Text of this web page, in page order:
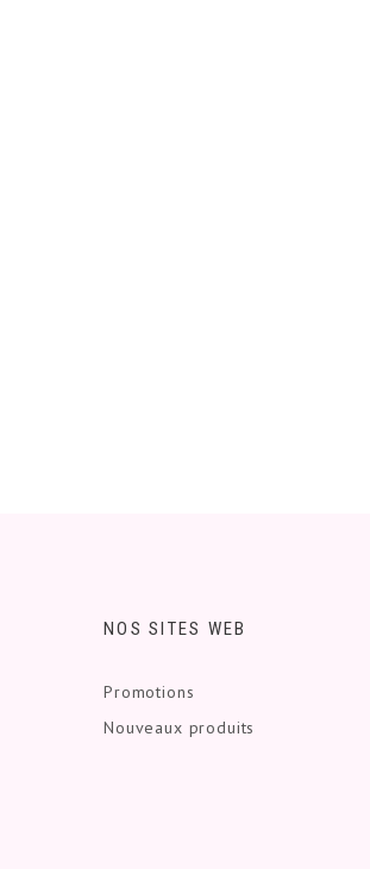
NOS SITES WEB
Promotions
Nouveaux produits